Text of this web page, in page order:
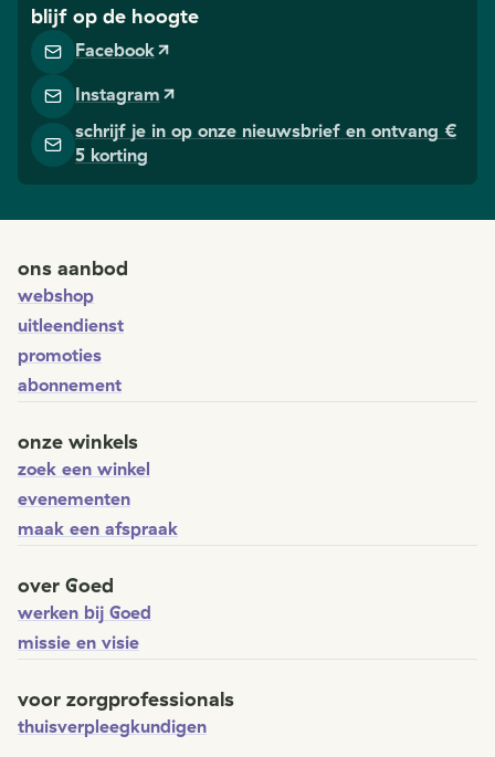
blijf op de hoogte
Facebook
Instagram
schrijf je in op onze nieuwsbrief en ontvang €
5 korting
ons aanbod
webshop
uitleendienst
promoties
abonnement
onze winkels
zoek een winkel
evenementen
maak een afspraak
over Goed
werken bij Goed
missie en visie
voor zorgprofessionals
thuisverpleegkundigen